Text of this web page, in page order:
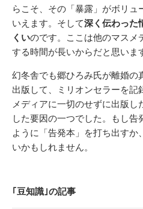
らこそ、その「暴露」がボリュ
いえます。そして深く伝わった
くいのです。ここは他のマスメ
する時間が長いからだと思いま
幻冬舎でも郷ひろみ氏が離婚の
出版して、ミリオンセラーを記
メディアに一切のせずに出版
した要因の一つでした。もし
ように「告発本」を打ち出すか
いかもしれません。
｢豆知識｣の記事